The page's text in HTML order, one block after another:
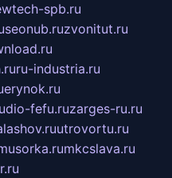
spb.ru
seonub.ruzvonitut.ru
ru-industria.ru
erynok.ru
fefu.ruzarges-ru.ru
utrovortu.ru
mkcslava.ru